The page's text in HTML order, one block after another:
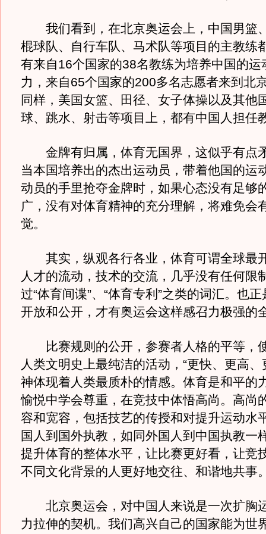
我们看到，在北京奥运会上，中国男篮
棍球队、自行车队、马术队等项目的主教练
有来自16个国家的38名教练为培养中国的运
力，来自65个国家的200多名志愿者来到北
同样，美国女篮、田径、女子体操以及其他
球、跳水、射击等项目上，都有中国人担任
金牌有归属，体育无国界，这似乎有点
当本国培养出的杰出运动员，带着他国的运
动员的手里抢夺金牌时，如果心态没有足够
广，没有对体育精神的充分理解，将难免会
觉。
其实，纵观各行各业，体育可谓全球最
人才的流动，技术的交流，几乎没有任何限
过“体育间谍”、“体育专利”之类的词汇。也
开放和公开，才有奥运会这样感召力极强的
比赛规则的公开，参赛者人格的平等，
人类文明史上最纯洁的活动，“更快、更高、
神体现着人类最质朴的情感。体育是和平的
愉悦中学会尊重，在竞技中体悟高尚。高尚
容和宽容，包括技艺的传授和对提升运动水
国人到国外执教，如同外国人到中国执教一
提升体育的整体水平，让比赛更好看，让竞
不同文化背景的人更好地交往、和谐地共事
北京奥运会，对中国人来说是一次扩胸
力拉伸的契机。我们高兴自己的国家能为世